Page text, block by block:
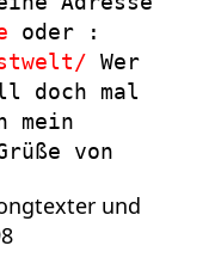
oder :
Wer
doch mal
mein
von
und